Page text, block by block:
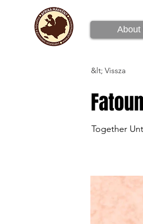
Rólunk
About
&lt; Vissza
Together